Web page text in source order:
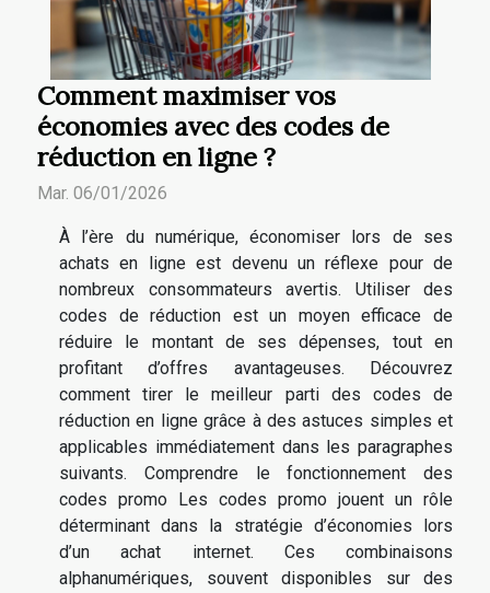
Comment maximiser vos
économies avec des codes de
réduction en ligne ?
Mar. 06/01/2026
À l’ère du numérique, économiser lors de ses
achats en ligne est devenu un réflexe pour de
nombreux consommateurs avertis. Utiliser des
codes de réduction est un moyen efficace de
réduire le montant de ses dépenses, tout en
profitant d’offres avantageuses. Découvrez
comment tirer le meilleur parti des codes de
réduction en ligne grâce à des astuces simples et
applicables immédiatement dans les paragraphes
suivants. Comprendre le fonctionnement des
codes promo Les codes promo jouent un rôle
déterminant dans la stratégie d’économies lors
d’un achat internet. Ces combinaisons
alphanumériques, souvent disponibles sur des